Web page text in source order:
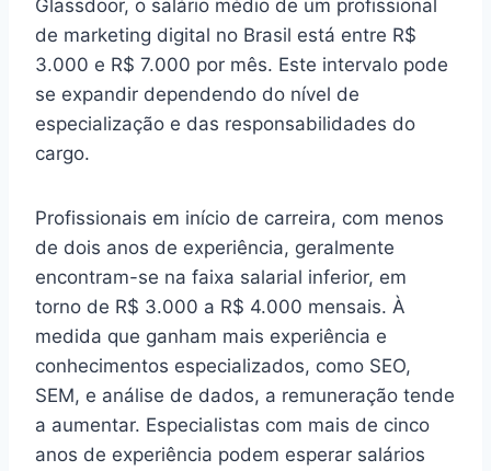
Glassdoor, o salário médio de um profissional
de marketing digital no Brasil está entre R$
3.000 e R$ 7.000 por mês. Este intervalo pode
se expandir dependendo do nível de
especialização e das responsabilidades do
cargo.
Profissionais em início de carreira, com menos
de dois anos de experiência, geralmente
encontram-se na faixa salarial inferior, em
torno de R$ 3.000 a R$ 4.000 mensais. À
medida que ganham mais experiência e
conhecimentos especializados, como SEO,
SEM, e análise de dados, a remuneração tende
a aumentar. Especialistas com mais de cinco
anos de experiência podem esperar salários